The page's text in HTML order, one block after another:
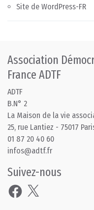
Site de WordPress-FR
Association
France ADTF
ADTF
B.N° 2
La Maison de la vie
25, rue Lantiez - 75017
01 87 20 40 60
infos@adtf.fr
Suivez-nous
Facebook
X